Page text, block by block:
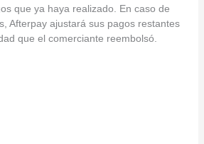
que ya haya realizado. En caso de
Afterpay ajustará sus pagos restantes
que el comerciante reembolsó.